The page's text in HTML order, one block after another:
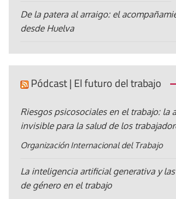
De la patera al arraigo: el
desde Huelva
Pódcast | El futuro del trabajo
Riesgos psicosociales en el trabajo: la
invisible para la salud de los
Organización Internacional del Trabajo
La inteligencia artificial generativa y
de género en el trabajo